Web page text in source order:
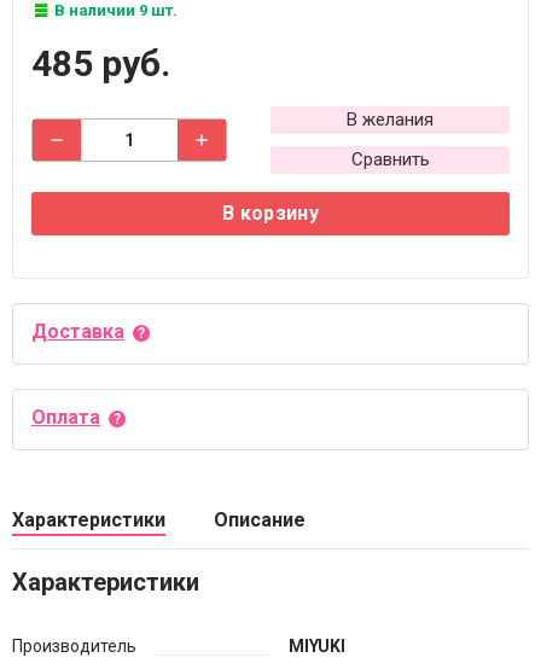
В наличии 9 шт.
485 руб.
В желания
Сравнить
В корзину
Доставка
Оплата
Характеристики Описание
Характеристики
Производитель MIYUKI